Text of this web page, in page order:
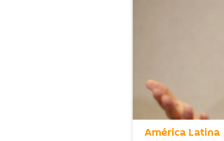
América Latina